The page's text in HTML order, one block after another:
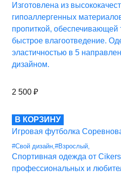
Изготовлена из
гипоаллергенных
пропиткой, обеспечивающей
быстрое влагоотведение.
эластичностью в 5
дизайном.
2 500 ₽
В КОРЗИНУ
Игровая футболка
#Свой дизайн #Взрослый
Спортивная одежда от
профессиональных и